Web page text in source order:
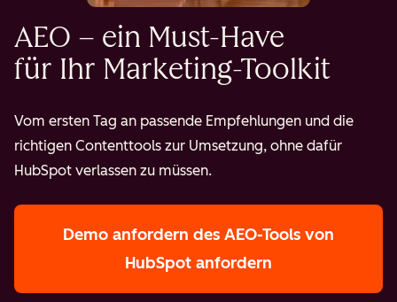
AEO – ein Must-Have
für Ihr Marketing-Toolkit
Vom ersten Tag an passende Empfehlungen und die
richtigen Contenttools zur Umsetzung, ohne dafür
HubSpot verlassen zu müssen.
Demo anfordern des AEO-Tools von
HubSpot anfordern